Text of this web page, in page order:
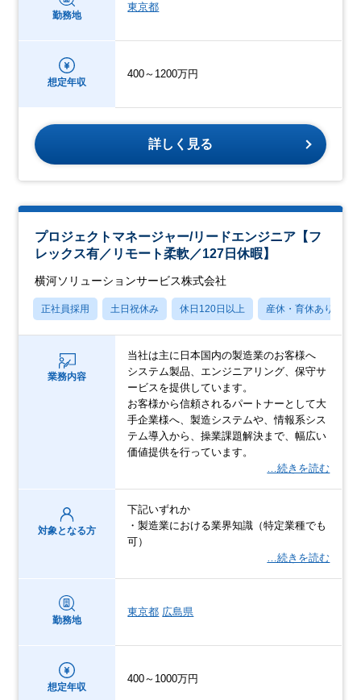
勤務地
東京都
想定年収
400～1200万円
詳しく見る
プロジェクトマネージャー/リードエンジニア【フ
レックス有／リモート柔軟／127日休暇】
横河ソリューションサービス株式会社
正社員採用 土日祝休み 休日120日以上 産休・育休あり
業務内容
当社は主に日本国内の製造業のお客様へ
システム製品、エンジニアリング、保守サ
ービスを提供しています。
お客様から信頼されるパートナーとして大
手企業様へ、製造システムや、情報系シス
テム導入から、操業課題解決まで、幅広い
価値提供を行っています。
…続きを読む
対象となる方
下記いずれか
・製造業における業界知識（特定業種でも
可）
…続きを読む
勤務地
東京都 広島県
想定年収
400～1000万円